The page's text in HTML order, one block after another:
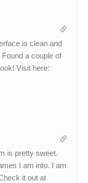
is clean and
a couple of
Visit here:
is pretty sweet.
I am into. I am
it out at